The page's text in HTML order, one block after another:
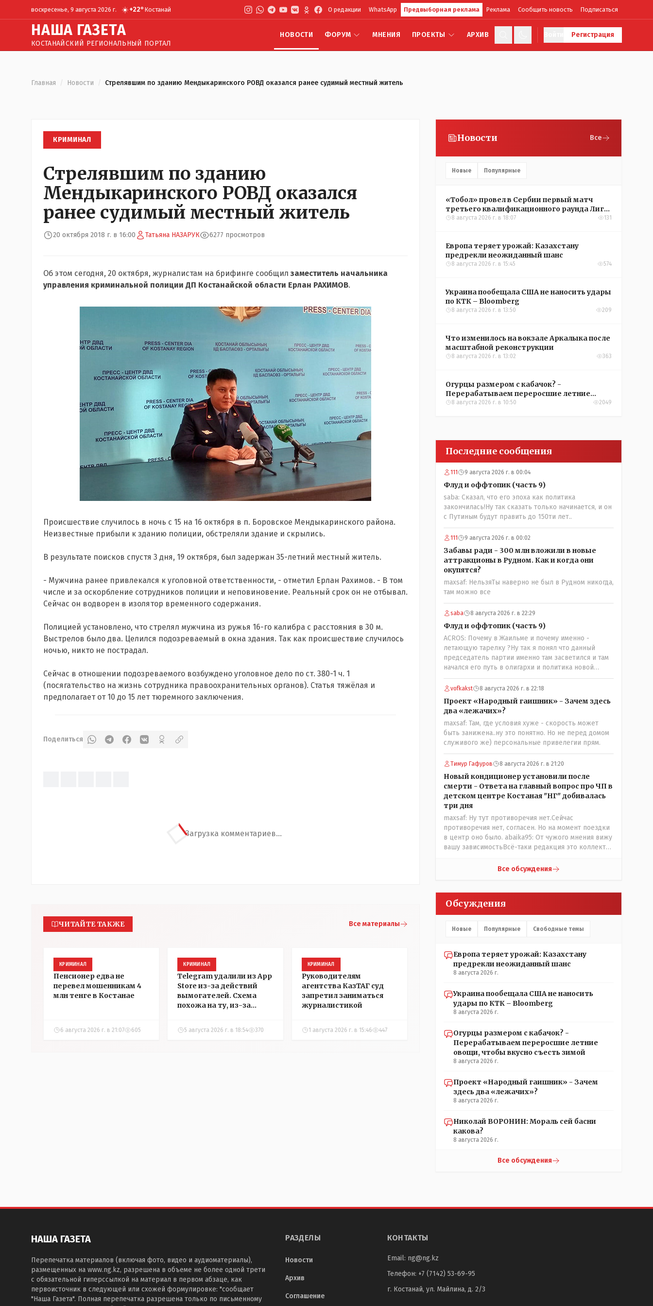
воскресенье, 9 августа 2026 г. ☀️+22° Костанай О редакции WhatsApp Предвыборная реклама Реклама Сообщить новость Подписаться
НАША ГАЗЕТА
КОСТАНАЙСКИЙ РЕГИОНАЛЬНЫЙ ПОРТАЛ
НОВОСТИ ФОРУМ МНЕНИЯ ПРОЕКТЫ АРХИВ Регистрация
Главная / Новости / Стрелявшим по зданию Мендыкаринского РОВД оказался ранее судимый местный житель
КРИМИНАЛ
Стрелявшим по зданию
Мендыкаринского РОВД оказался
ранее судимый местный житель
20 октября 2018 г. в 16:00 Татьяна НАЗАРУК 6277 просмотров
Об этом сегодня, 20 октября, журналистам на брифинге сообщилзаместитель начальника
управления криминальной полиции ДП Костанайской области Ерлан РАХИМОВ.
Происшествие случилось в ночь с 15 на 16 октября в п. Боровское Мендыкаринского района.
Неизвестные прибыли к зданию полиции, обстреляли здание и скрылись.
В результате поисков спустя 3 дня, 19 октября, был задержан 35-летний местный житель.
- Мужчина ранее привлекался к уголовной ответственности, - отметил Ерлан Рахимов. - В том
числе и за оскорбление сотрудников полиции и неповиновение. Реальный срок он не отбывал.
Сейчас он водворен в изолятор временного содержания.
Полицией установлено, что стрелял мужчина из ружья 16-го калибра с расстояния в 30 м.
Выстрелов было два. Целился подозреваемый в окна здания. Так как происшествие случилось
ночью, никто не пострадал.
Сейчас в отношении подозреваемого возбуждено уголовное дело по ст. 380-1 ч. 1
(посягательство на жизнь сотрудника правоохранительных органов). Статья тяжёлая и
предполагает от 10 до 15 лет тюремного заключения.
Поделиться
Загрузка комментариев...
ЧИТАЙТЕ ТАКЖЕ Все материалы
КРИМИНАЛ
Пенсионер едва не
перевел мошенникам 4
млн тенге в Костанае
6 августа 2026 г. в 21:07 605
КРИМИНАЛ
Telegram удалили из App
Store из-за действий
вымогателей. Схема
похожа на ту, из-за
Instagram
5 августа 2026 г. в 18:54 370
КРИМИНАЛ
Руководителям
агентства КазТАГ суд
запретил заниматься
журналистикой
1 августа 2026 г. в 15:46 447
Новости Все
Новые Популярные
«Тобол» провел в Сербии первый матч
третьего квалификационного раунда Лиги
конференций УЕФА
8 августа 2026 г. в 18:07 131
Европа теряет урожай: Казахстану
предрекли неожиданный шанс
8 августа 2026 г. в 15:45 574
Украина пообещала США не наносить удары
по КТК – Bloomberg
8 августа 2026 г. в 13:50 209
Что изменилось на вокзале Аркалыка после
масштабной реконструкции
8 августа 2026 г. в 13:02 363
Огурцы размером с кабачок? -
Перерабатываем переросшие летние
овощи, чтобы вкусно съесть зимой
8 августа 2026 г. в 10:50 2049
Последние сообщения
111 9 августа 2026 г. в 00:04
Флуд и оффтопик (часть 9)
saba: Сказал, что его эпоха как политика
закончилась!Ну так сказать только начинается, и он
с Путиным будут править до 150ти лет..
111 9 августа 2026 г. в 00:02
Забавы ради - 300 млн вложили в новые
аттракционы в Рудном. Как и когда они
окупятся?
maxsaf: НельзяТы наверно не был в Рудном никогда,
там можно все
saba 8 августа 2026 г. в 22:29
Флуд и оффтопик (часть 9)
ACROS: Почему в Жаильме и почему именно -
летающую тарелку ?Ну так я понял что данный
председатель партии именно там засветился и там
начался его путь в олигархи и политика новой
формации . который не стесняется указать
президенту на необходимость скорого ухода! А
летающая тарелка, потому что ещё не было в
истории независимого Казахстана депутата который
что то указывал бы действующему президенту, не
иначе инопланетянин, ну а на чём инопланетяне
передвигаются?
vofkakst 8 августа 2026 г. в 22:18
Проект «Народный гаишник» - Зачем здесь
два «лежачих»?
maxsaf: Там, где условия хуже - скорость может
быть занижена..ну это понятно. Но не перед домом
служивого же) персональные привелегии прям.
Тимур Гафуров 8 августа 2026 г. в 21:20
Новый кондиционер установили после
смерти - Ответа на главный вопрос про ЧП в
детском центре Костаная "НГ" добивалась
три дня
maxsaf: Ну тут противоречия нет.Сейчас
противоречия нет, согласен. Но на момент поездки
в центр оно было. abaika95: От чужого мнения вижу
вашу зависимостьВсё-таки редакция это коллектив
было бы и указать Общественному объединению на
В том же тоне отвечать не намерен, но акценты
расставил. А вот факт нужно было проверить. Что
мы и сделали. И если это вы называете
зависимостью, то у меня другое представление об
Все обсуждения
Обсуждения
Новые Популярные Свободные темы
Европа теряет урожай: Казахстану
предрекли неожиданный шанс
8 августа 2026 г.
Украина пообещала США не наносить
удары по КТК – Bloomberg
8 августа 2026 г.
Огурцы размером с кабачок? -
Перерабатываем переросшие летние
овощи, чтобы вкусно съесть зимой
8 августа 2026 г.
Проект «Народный гаишник» - Зачем
здесь два «лежачих»?
8 августа 2026 г.
Николай ВОРОНИН: Мораль сей басни
какова?
8 августа 2026 г.
Все обсуждения
НАША ГАЗЕТА
Перепечатка материалов (включая фото, видео и аудиоматериалы),
размещенных на www.ng.kz, разрешена в объеме не более одной трети
с обязательной гиперссылкой на материал в первом абзаце, как
первоисточник в следующей или схожей формулировке: "сообщает
"Наша Газета". Полная перепечатка разрешена только по письменному
РАЗДЕЛЫ
Новости
Архив
Соглашение
КОНТАКТЫ
Email: ng@ng.kz
Телефон: +7 (7142) 53-69-95
г. Костанай, ул. Майлина, д. 2/3